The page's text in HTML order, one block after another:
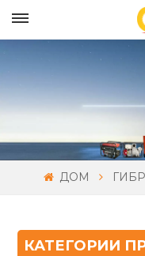
ДОМ
КАТЕГОРИИ